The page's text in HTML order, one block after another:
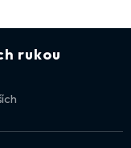
rukou